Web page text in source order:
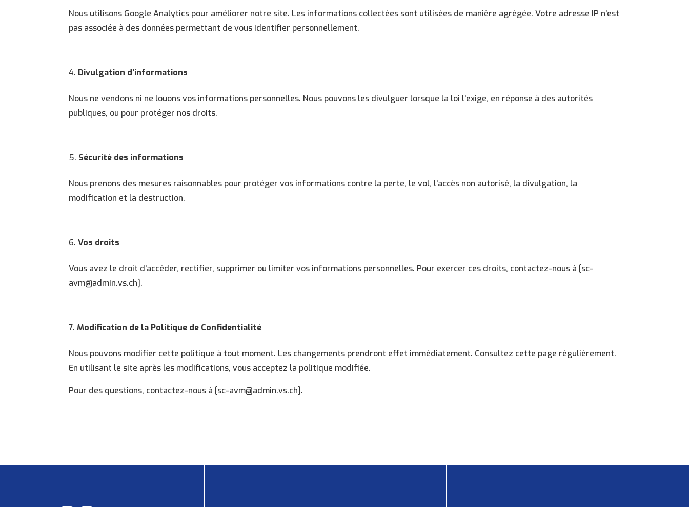
Nous utilisons Google Analytics pour améliorer notre site. Les informations collectées sont utilisées de manière agrégée. Votre adresse IP n’est
pas associée à des données permettant de vous identifier personnellement.
Divulgation d’informations
Nous ne vendons ni ne louons vos informations personnelles. Nous pouvons les divulguer lorsque la loi l’exige, en réponse à des autorités
publiques, ou pour protéger nos droits.
Sécurité des informations
Nous prenons des mesures raisonnables pour protéger vos informations contre la perte, le vol, l’accès non autorisé, la divulgation, la
modification et la destruction.
Vos droits
Vous avez le droit d’accéder, rectifier, supprimer ou limiter vos informations personnelles. Pour exercer ces droits, contactez-nous à [sc-
avm@admin.vs.ch].
Modification de la Politique de Confidentialité
Nous pouvons modifier cette politique à tout moment. Les changements prendront effet immédiatement. Consultez cette page régulièrement.
En utilisant le site après les modifications, vous acceptez la politique modifiée.
Pour des questions, contactez-nous à [sc-avm@admin.vs.ch].